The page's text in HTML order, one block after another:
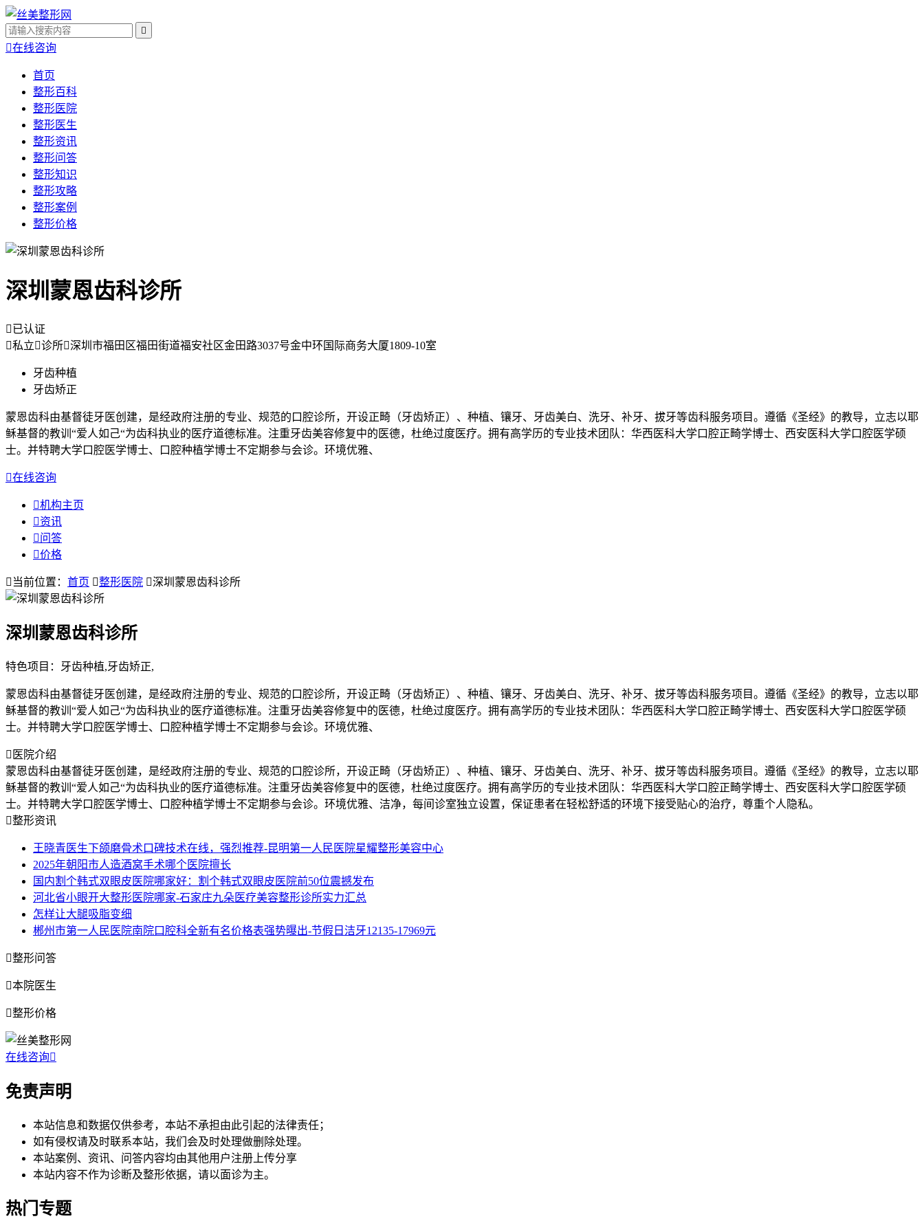

在线咨询
首页
整形百科
整形医院
整形医生
整形资讯
整形问答
整形知识
整形攻略
整形案例
整形价格
深圳蒙恩齿科诊所
已认证
私立诊所深圳市福田区福田街道福安社区金田路3037号金中环国际商务大厦1809-10室
牙齿种植
牙齿矫正
蒙恩齿科由基督徒牙医创建，是经政府注册的专业、规范的口腔诊所，开设正畸（牙齿矫正）、种植、镶牙、牙齿美白、洗牙、补牙、拔牙等齿科服务项目。遵循《圣经》的教导，立志以耶
稣基督的教训“爱人如己“为齿科执业的医疗道德标准。注重牙齿美容修复中的医德，杜绝过度医疗。拥有高学历的专业技术团队：华西医科大学口腔正畸学博士、西安医科大学口腔医学硕
士。并特聘大学口腔医学博士、口腔种植学博士不定期参与会诊。环境优雅、
在线咨询
机构主页
资讯
问答
价格
 当前位置： 首页 整形医院 深圳蒙恩齿科诊所
深圳蒙恩齿科诊所
特色项目：牙齿种植,牙齿矫正,
蒙恩齿科由基督徒牙医创建，是经政府注册的专业、规范的口腔诊所，开设正畸（牙齿矫正）、种植、镶牙、牙齿美白、洗牙、补牙、拔牙等齿科服务项目。遵循《圣经》的教导，立志以耶
稣基督的教训“爱人如己“为齿科执业的医疗道德标准。注重牙齿美容修复中的医德，杜绝过度医疗。拥有高学历的专业技术团队：华西医科大学口腔正畸学博士、西安医科大学口腔医学硕
士。并特聘大学口腔医学博士、口腔种植学博士不定期参与会诊。环境优雅、
 医院介绍
蒙恩齿科由基督徒牙医创建，是经政府注册的专业、规范的口腔诊所，开设正畸（牙齿矫正）、种植、镶牙、牙齿美白、洗牙、补牙、拔牙等齿科服务项目。遵循《圣经》的教导，立志以耶
稣基督的教训“爱人如己“为齿科执业的医疗道德标准。注重牙齿美容修复中的医德，杜绝过度医疗。拥有高学历的专业技术团队：华西医科大学口腔正畸学博士、西安医科大学口腔医学硕
士。并特聘大学口腔医学博士、口腔种植学博士不定期参与会诊。环境优雅、洁净，每间诊室独立设置，保证患者在轻松舒适的环境下接受贴心的治疗，尊重个人隐私。
整形资讯
王晓青医生下颌磨骨术口碑技术在线，强烈推荐-昆明第一人民医院星耀整形美容中心
2025年朝阳市人造酒窝手术哪个医院擅长
国内割个韩式双眼皮医院哪家好：割个韩式双眼皮医院前50位震撼发布
河北省小眼开大整形医院哪家-石家庄九朵医疗美容整形诊所实力汇总
怎样让大腿吸脂变细
郴州市第一人民医院南院口腔科全新有名价格表强势曝出-节假日洁牙12135-17969元
整形问答
本院医生
整形价格
在线咨询
免责声明
本站信息和数据仅供参考，本站不承担由此引起的法律责任；
如有侵权请及时联系本站，我们会及时处理做删除处理。
本站案例、资讯、问答内容均由其他用户注册上传分享
本站内容不作为诊断及整形依据，请以面诊为主。
热门专题